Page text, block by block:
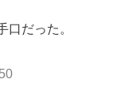
口だった。